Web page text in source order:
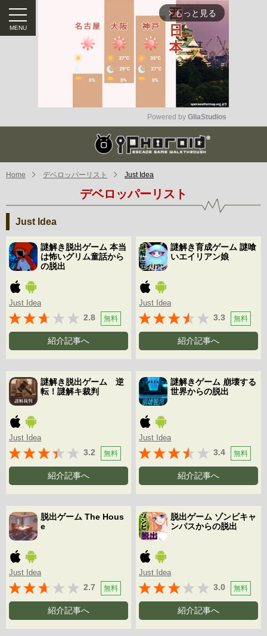
arrow_forward_ios もっと見る
Mute
Powered by GliaStudios
Home デベロッパーリスト Just Idea
デベロッパーリスト
Just Idea
謎解き脱出ゲーム 本当
は怖いグリム童話から
の脱出
Just Idea
2.8 無料
紹介記事へ
謎解き育成ゲーム 謎喰
いエイリアン娘
Just Idea
3.3 無料
紹介記事へ
謎解き脱出ゲーム 逆
転！謎解キ裁判
Just Idea
3.2 無料
紹介記事へ
謎解きゲーム 崩壊する
世界からの脱出
Just Idea
3.4 無料
紹介記事へ
脱出ゲーム The Hous
e
Just Idea
2.7 無料
紹介記事へ
脱出ゲーム ゾンビキャ
ンパスからの脱出
Just Idea
3.0 無料
紹介記事へ